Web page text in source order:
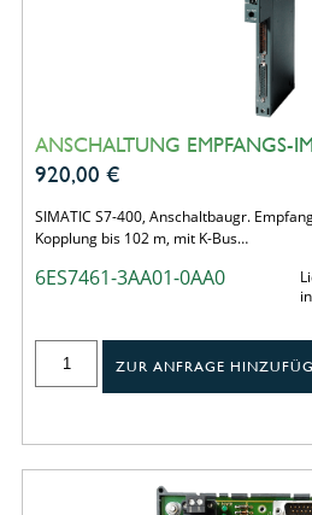
ANSCHALTUNG EMPFANGS-
920,00 €
SIMATIC S7-400, Anschaltbaugr.
Kopplung bis 102 m, mit K-Bus…
6ES7461-3AA01-0AA0
ZUR ANFRAGE